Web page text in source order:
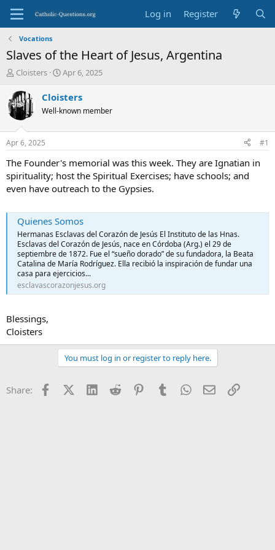
Log in Register
Vocations
Slaves of the Heart of Jesus, Argentina
T
r
e
a
d
t
a
r
t
e
Cloisters
S
a
t
t
e
Apr 6, 2025
Cloisters
Well-known member
Apr 6, 2025 #1
The Founder's memorial was this week. They are Ignatian in
spirituality; host the Spiritual Exercises; have schools; and
even have outreach to the Gypsies.
Quienes Somos
Hermanas Esclavas del Corazón de Jesús El Instituto de las Hnas.
Esclavas del Corazón de Jesús, nace en Córdoba (Arg.) el 29 de
septiembre de 1872. Fue el “sueño dorado” de su fundadora, la Beata
Catalina de María Rodríguez. Ella recibió la inspiración de fundar una
casa para ejercicios...
esclavascorazonjesus.org
Blessings,
Cloisters
You must log in or register to reply here.
Share: FacebookX (Twitter)
LinkedInReddit PinterestTumblrWhatsApp
EmailLink